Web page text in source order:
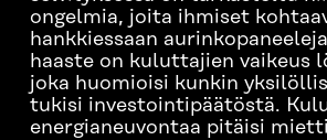
ongelmia, joita ihmiset
hankkiessaan
haaste on kuluttajien vaikeus
joka huomioisi kunkin
tukisi investointipäätöstä.
energianeuvontaa pitäisi